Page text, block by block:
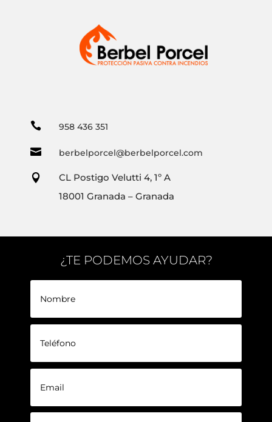
 958 436 351
 berbelporcel@berbelporcel.com

CL Postigo Velutti 4, 1º A
18001 Granada – Granada
¿TE PODEMOS AYUDAR?